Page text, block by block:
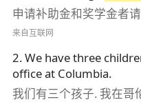
申请补助金和奖学金者
来自互联网
2.We have three
office at Columbia.
我们有三个孩子. 我在哥